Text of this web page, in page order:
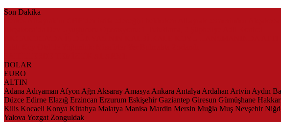
Son Dakika
DOLAR
EURO
ALTIN
Adana Adıyaman Afyon Ağrı Aksaray Amasya Ankara Antalya Ardahan Artvin Aydın
Düzce Edirne Elazığ Erzincan Erzurum Eskişehir Gaziantep Giresun Gümüşhane
Kilis Kocaeli Konya Kütahya Malatya Manisa Mardin Mersin Muğla Muş Nevşehir
Yalova Yozgat Zonguldak